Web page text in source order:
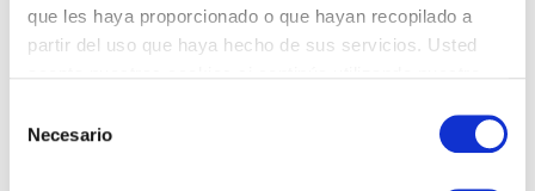
que les haya proporcionado o que hayan recopilado a
partir del uso que haya hecho de sus servicios. Usted
Necesario